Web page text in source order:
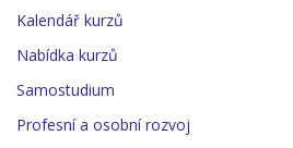
Kalendář kurzů
Nabídka kurzů
Samostudium
Profesní a osobní rozvoj